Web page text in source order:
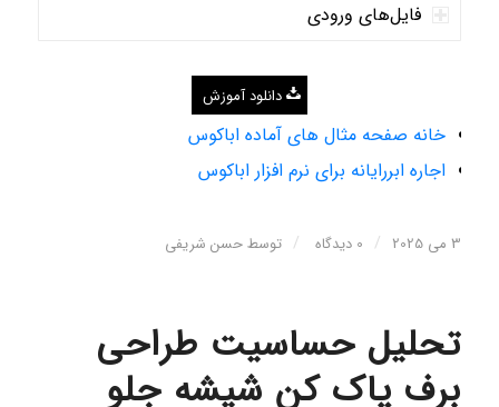
فایل‌های ورودی
دانلود آموزش
خانه صفحه مثال های آماده اباکوس
اجاره ابررایانه برای نرم افزار اباکوس
3 می 2025 / 0 دیدگاه / توسطحسن شریفی
تحلیل حساسیت طراحی
برف پاک کن شیشه جلو